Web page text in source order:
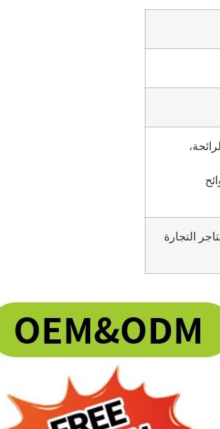
الرائحة،
التجارة